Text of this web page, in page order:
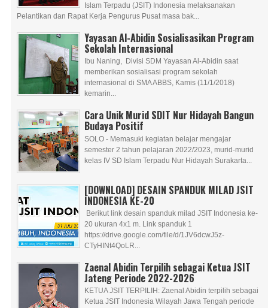
Islam Terpadu (JSIT) Indonesia melaksanakan
Pelantikan dan Rapat Kerja Pengurus Pusat masa bak...
Yayasan Al-Abidin Sosialisasikan Program
Sekolah Internasional
Ibu Naning, Divisi SDM Yayasan Al-Abidin saat
memberikan sosialisasi program sekolah
internasional di SMA ABBS, Kamis (11/1/2018)
kemarin...
Cara Unik Murid SDIT Nur Hidayah Bangun
Budaya Positif
SOLO - Memasuki kegiatan belajar mengajar
semester 2 tahun pelajaran 2022/2023, murid-murid
kelas IV SD Islam Terpadu Nur Hidayah Surakarta...
[DOWNLOAD] DESAIN SPANDUK MILAD JSIT
INDONESIA KE-20
Berikut link desain spanduk milad JSIT Indonesia ke-
20 ukuran 4x1 m. Link spanduk 1
https://drive.google.com/file/d/1JV6dcwJ5z-
CTyHINt4QoLR...
Zaenal Abidin Terpilih sebagai Ketua JSIT
Jateng Periode 2022-2026
KETUA JSIT TERPILIH: Zaenal Abidin terpilih sebagai
Ketua JSIT Indonesia Wilayah Jawa Tengah periode